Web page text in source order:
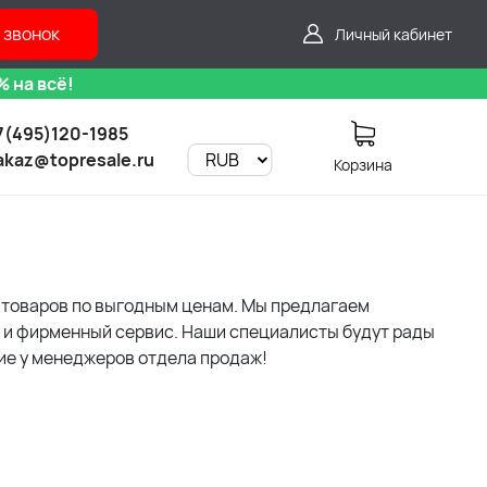
Личный кабинет
на всё!
1985
Корзина
по выгодным ценам. Мы предлагаем
фирменный сервис. Наши специалисты будут рады
у менеджеров отдела продаж!